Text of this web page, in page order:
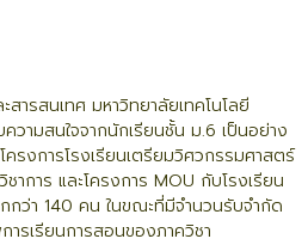
ารสนเทศ มหาวิทยาลัยเทคโนโลยี
วามสนใจจากนักเรียนชั้น ม.6 เป็นอย่าง
ครงการโรงเรียนเตรียมวิศวกรรมศาสตร์
าการ และโครงการ MOU กับโรงเรียน
กว่า 140 คน ในขณะที่มีจำนวนรับจำกัด
รเรียนการสอนของภาควิชา